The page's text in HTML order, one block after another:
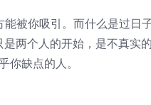
被你吸引。而什么是过日子
两个人的开始，是不真实的
缺点的人。